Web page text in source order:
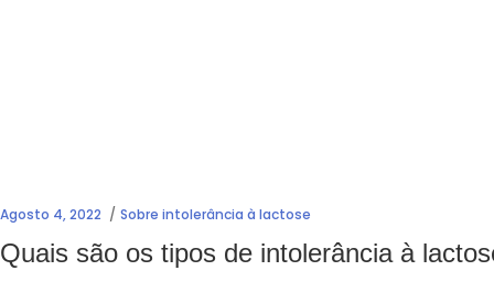
Agosto 4, 2022 Sobre intolerância à lactose
Quais são os tipos de intolerância à